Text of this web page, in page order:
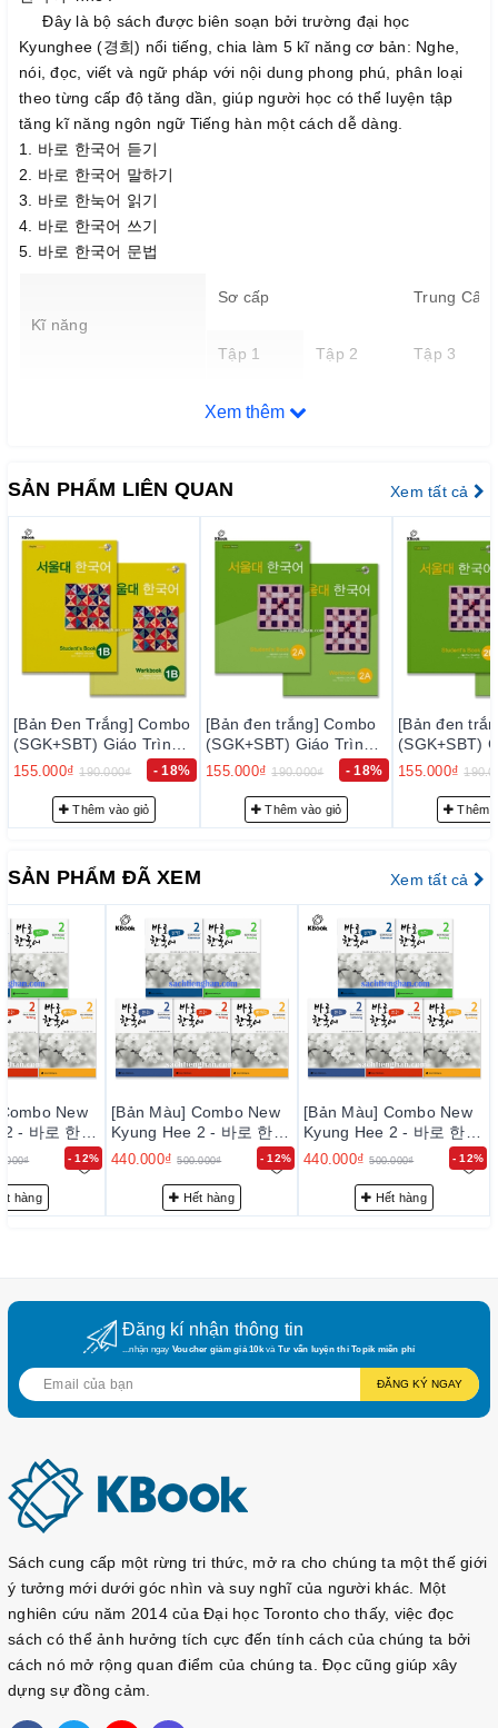
Đây là bộ sách được biên soạn bởi trường đại học
Kyunghee (경희) nổi tiếng, chia làm 5 kĩ năng cơ bản: Nghe,
nói, đọc, viết và ngữ pháp với nội dung phong phú, phân loại
theo từng cấp độ tăng dần, giúp người học có thể luyện tập
tăng kĩ năng ngôn ngữ Tiếng hàn một cách dễ dàng.
1. 바로 한국어 듣기
2. 바로 한국어 말하기
3. 바로 한눅어 읽기
4. 바로 한국어 쓰기
5. 바로 한국어 문법
Kĩ năng
Sơ cấp Trung Cấp
Tập 1 Tập 2 Tập 3
120
Nói
(말하기)
116
(trang)
(trang)
116
(trang)
Đọc
읽기)
108
(trang)
(tranqg)
108
(trang)
Viết
(trang)
112
(trang)
(trang)
Ngữ pháp
(문법(
212
(trang)
248
(trang)
216
(trang)
• Thiết kế sách logic, hiện đại
• Nội dung phong phú, nâng cao dần theo từng cấp độ
• Nhiều hình ảnh bắt mắt
• Phù hợp cho cả người tự học
• Giọng file nghe mp3 chuẩn, dễ nghe
NHƯỢC điểm:
• Sách mỏng ~ 120 trang (mỏng mà xúc tích) ^^
Xem thêm
SẢN PHẨM LIÊN QUAN Xem tất cả
[Bản đen trắng] Combo
(SGK+SBT) Giáo Trình
Tiếng Hàn Seoul 2A - 서
155.000₫ 190.000₫ - 18%
Thêm vào giỏ
[Bản đen trắng] Combo
(SGK+SBT) Giáo Trình
Tiếng Hàn Seoul 2B - 서
155.000₫ 190.000₫ - 18%
Thêm vào giỏ
[Bản đen
(SGK+SBT)
Tiếng Hàn
155.000₫
Thêm
SẢN PHẨM ĐÃ XEM Xem tất cả
- 12%
New
- 바로 한국
nói, đọc,
hàng
- 12%
[Bản Màu] Combo New
Kyung Hee 2 - 바로 한국
어 2 (Nghe, nói, đọc,
440.000₫ 500.000₫
Hết hàng
- 12%
[Bản Màu] Combo New
Kyung Hee 2 - 바로 한국
어 2 (Nghe, nói, đọc,
440.000₫ 500.000₫
Hết hàng
Đăng kí nhận thông tin
...nhận ngay Voucher giảm giá 10kvà Tư vấn luyện thi Topik miễn phí
ĐĂNG KÝ NGAY
Sách cung cấp một rừng tri thức, mở ra cho chúng ta một thế giới
ý tưởng mới dưới góc nhìn và suy nghĩ của người khác. Một
nghiên cứu năm 2014 của Đại học Toronto cho thấy, việc đọc
sách có thể ảnh hưởng tích cực đến tính cách của chúng ta bởi
cách nó mở rộng quan điểm của chúng ta. Đọc cũng giúp xây
dựng sự đồng cảm.